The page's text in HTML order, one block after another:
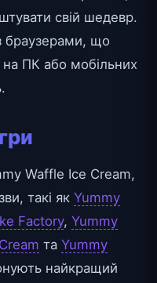
свій шедевр.
браузерами, що
на ПК або мобільних
Waffle Ice Cream,
такі як Yummy
Factory, Yummy
та Yummy
найкращий